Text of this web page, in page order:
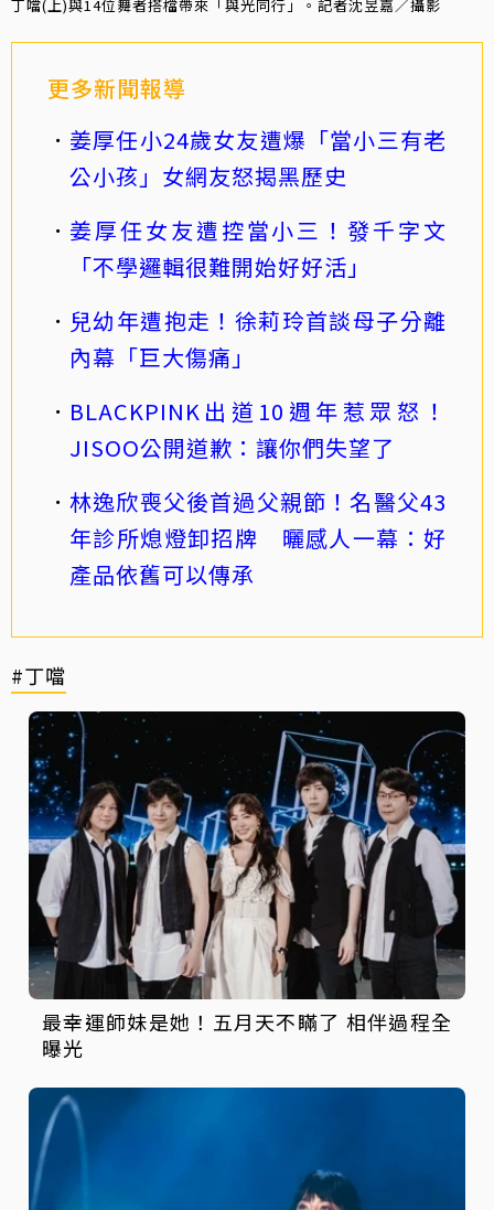
丁噹(上)與14位舞者搭檔帶來「與光同行」。記者沈昱嘉／攝影
更多新聞報導
姜厚任小24歲女友遭爆「當小三有老
公小孩」女網友怒揭黑歷史
姜厚任女友遭控當小三！發千字文
「不學邏輯很難開始好好活」
兒幼年遭抱走！徐莉玲首談母子分離
內幕「巨大傷痛」
BLACKPINK出道10週年惹眾怒！
JISOO公開道歉：讓你們失望了
林逸欣喪父後首過父親節！名醫父43
年診所熄燈卸招牌 曬感人一幕：好
產品依舊可以傳承
#丁噹
最幸運師妹是她！五月天不瞞了 相伴過程全
曝光